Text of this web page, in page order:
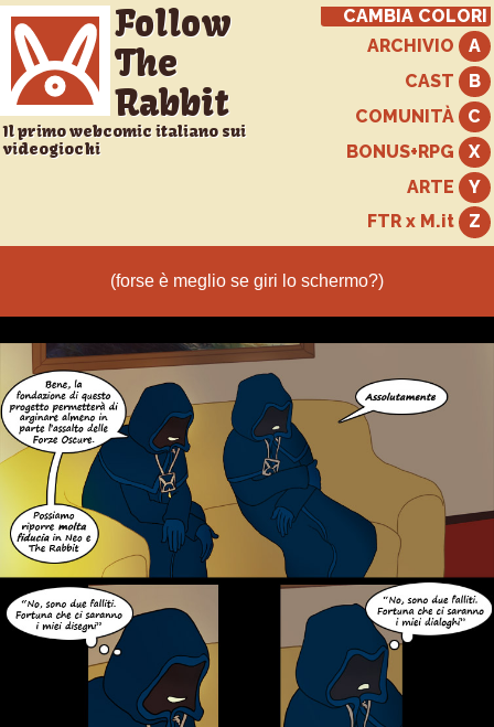
Follow
The
Rabbit
Il primo webcomic italiano sui
videogiochi
CAMBIA COLORI
ARCHIVIO
CAST
COMUNITÀ
BONUS+RPG
ARTE
FTR x M.it